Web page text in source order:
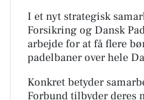
I et nyt strategisk
Forsikring og Dansk
arbejde for at få flere
padelbaner over hele
Konkret betyder
Forbund tilbyder deres